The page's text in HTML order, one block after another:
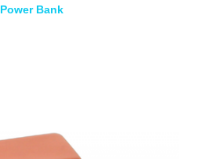
Power Bank